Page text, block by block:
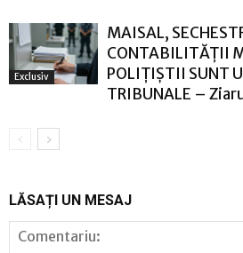
Exclusiv
MAISAL,
CONTABILITĂȚII
POLIȚIȘTII SUNT
TRIBUNALE –
LĂSAȚI UN MESAJ